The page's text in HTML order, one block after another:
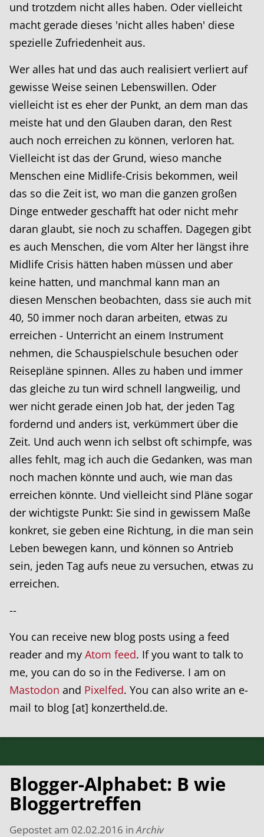
und trotzdem nicht alles haben. Oder vielleicht
macht gerade dieses 'nicht alles haben' diese
spezielle Zufriedenheit aus.
Wer alles hat und das auch realisiert verliert auf
gewisse Weise seinen Lebenswillen. Oder
vielleicht ist es eher der Punkt, an dem man das
meiste hat und den Glauben daran, den Rest
auch noch erreichen zu können, verloren hat.
Vielleicht ist das der Grund, wieso manche
Menschen eine Midlife-Crisis bekommen, weil
das so die Zeit ist, wo man die ganzen großen
Dinge entweder geschafft hat oder nicht mehr
daran glaubt, sie noch zu schaffen. Dagegen gibt
es auch Menschen, die vom Alter her längst ihre
Midlife Crisis hätten haben müssen und aber
keine hatten, und manchmal kann man an
diesen Menschen beobachten, dass sie auch mit
40, 50 immer noch daran arbeiten, etwas zu
erreichen - Unterricht an einem Instrument
nehmen, die Schauspielschule besuchen oder
Reisepläne spinnen. Alles zu haben und immer
das gleiche zu tun wird schnell langweilig, und
wer nicht gerade einen Job hat, der jeden Tag
fordernd und anders ist, verkümmert über die
Zeit. Und auch wenn ich selbst oft schimpfe, was
alles fehlt, mag ich auch die Gedanken, was man
noch machen könnte und auch, wie man das
erreichen könnte. Und vielleicht sind Pläne sogar
der wichtigste Punkt: Sie sind in gewissem Maße
konkret, sie geben eine Richtung, in die man sein
Leben bewegen kann, und können so Antrieb
sein, jeden Tag aufs neue zu versuchen, etwas zu
erreichen.
--
You can receive new blog posts using a feed
reader and my Atom feed. If you want to talk to
me, you can do so in the Fediverse. I am on
Mastodon and Pixelfed. You can also write an e-
mail to blog [at] konzertheld.de.
Blogger-Alphabet: B wie
Bloggertreffen
Gepostet am 02.02.2016 inArchiv